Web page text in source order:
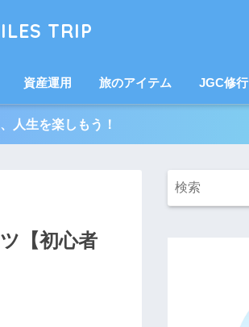
TRIP
資産運用 旅のアイテム JGC修行
人生を楽しもう！
【初心者